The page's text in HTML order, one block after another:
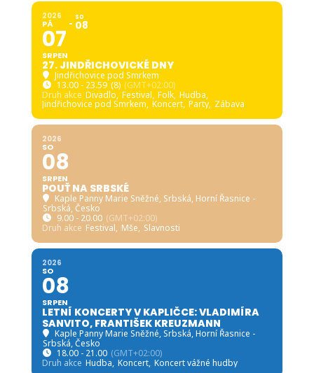
2026
PÁ
07
SRPEN
SO
08
27. JINDŘICHOVICKÉ DNY
Jindřichovice pod Smrkem
13.00 - 23.59 (8) (GMT+02:00)
Druh akce Divadlo, Festival, Folk, Hudba,
Jindřichovice pod Smrkem, Koncert, Party, Zábava
2026
SO
08
SRPEN
POUŤ NA SRBSKÉ
Kaple Panny Marie Sněžné, Srbská, Horní Řasnice -
Srbská, Česko
9.00 - 20.00 (GMT+02:00)
Druh akce Festival, Mše, Slavnosti
2026
SO
08
SRPEN
LETNÍ KONCERTY V KAPLIČCE: VLADIMÍRA
SANVITO, FRANTIŠEK KREUZMANN
Kaple Panny Marie Sněžné, Srbská, Horní Řasnice -
Srbská, Česko
18.00 - 21.00 (GMT+02:00)
Druh akce Hudba, Koncert, Koncert vážné hudby